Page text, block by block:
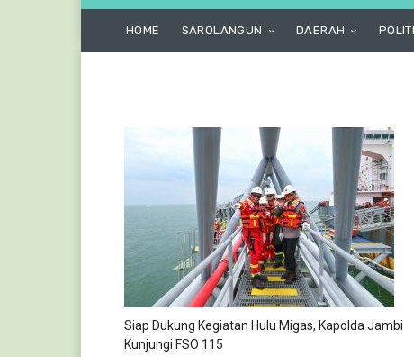
HOME SAROLANGUN DAERAH
Siap Dukung Kegiatan Hulu Migas, Kapolda Jambi
Kunjungi FSO 115